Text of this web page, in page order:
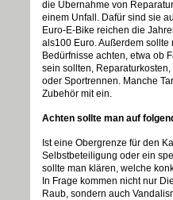
die Übernahme von
einem Unfall. Dafür sind sie
Euro-E-Bike reichen die
als100 Euro. Außerdem
Bedürfnisse achten, etwa ob
sein sollten,
oder Sportrennen. Manche
Zubehör mit ein.
Achten sollte man auf
Ist eine Obergrenze für den
Selbstbeteiligung oder ein
sollte man klären, welche
In Frage kommen nicht nur
Raub, sondern auch